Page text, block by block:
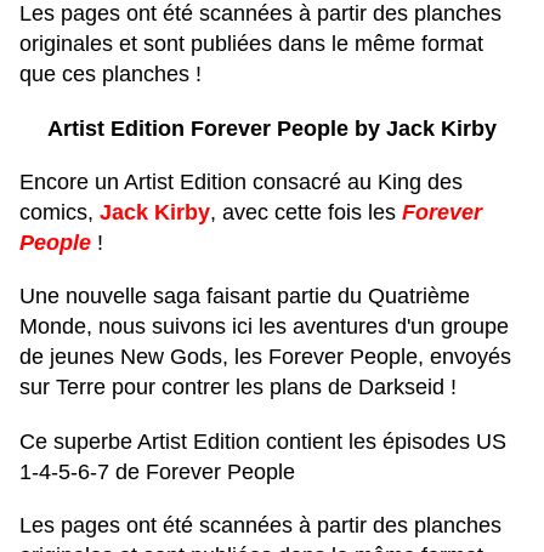
Les pages ont été scannées à partir des planches
originales et sont publiées dans le même format
que ces planches !
Artist Edition Forever People by Jack Kirby
Encore un Artist Edition consacré au King des
comics, Jack Kirby, avec cette fois les Forever
People !
Une nouvelle saga faisant partie du Quatrième
Monde, nous suivons ici les aventures d'un groupe
de jeunes New Gods, les Forever People, envoyés
sur Terre pour contrer les plans de Darkseid !
Ce superbe Artist Edition contient les épisodes US
1-4-5-6-7 de Forever People
Les pages ont été scannées à partir des planches